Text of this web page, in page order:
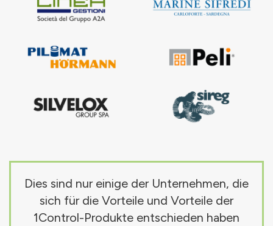
Dies sind nur einige der Unternehmen, die
sich für die Vorteile und Vorteile der
1Control-Produkte entschieden haben